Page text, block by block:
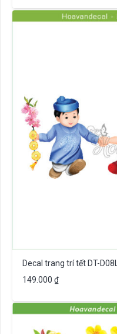
Decal trang trí tết DT-D08L
149.000 ₫